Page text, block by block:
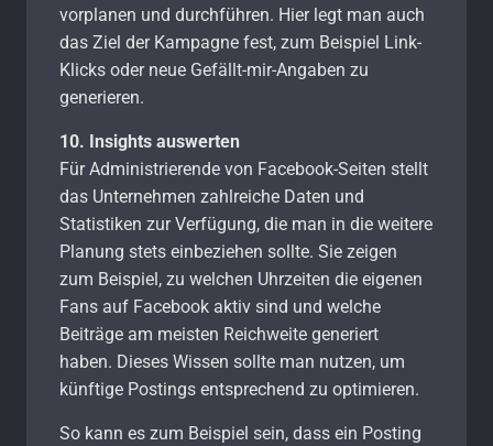
vorplanen und durchführen. Hier legt man auch
das Ziel der Kampagne fest, zum Beispiel Link-
Klicks oder neue Gefällt-mir-Angaben zu
generieren.
10. Insights auswerten
Für Administrierende von Facebook-Seiten stellt
das Unternehmen zahlreiche Daten und
Statistiken zur Verfügung, die man in die weitere
Planung stets einbeziehen sollte. Sie zeigen
zum Beispiel, zu welchen Uhrzeiten die eigenen
Fans auf Facebook aktiv sind und welche
Beiträge am meisten Reichweite generiert
haben. Dieses Wissen sollte man nutzen, um
künftige Postings entsprechend zu optimieren.
So kann es zum Beispiel sein, dass ein Posting